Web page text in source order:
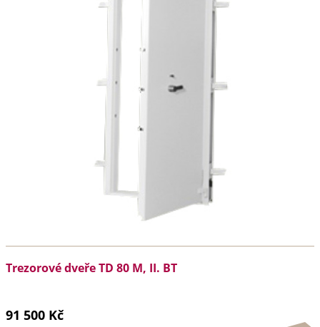
Trezorové dveře TD 80 M, II. BT
91 500 Kč